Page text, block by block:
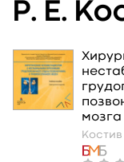
Р. Е.
мозга
Костив